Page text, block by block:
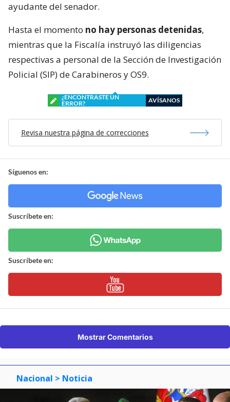
ayudante del senador.
Hasta el momento no hay personas detenidas,
mientras que la Fiscalía instruyó las diligencias
respectivas a personal de la Sección de Investigación
Policial (SIP) de Carabineros y OS9.
¿ENCONTRASTE UN
ERROR?
AVÍSANOS
Revisa nuestra página de correcciones
Síguenos en:
Suscríbete en:
Suscríbete en:
Mostrar Comentarios
Nacional > Noticia